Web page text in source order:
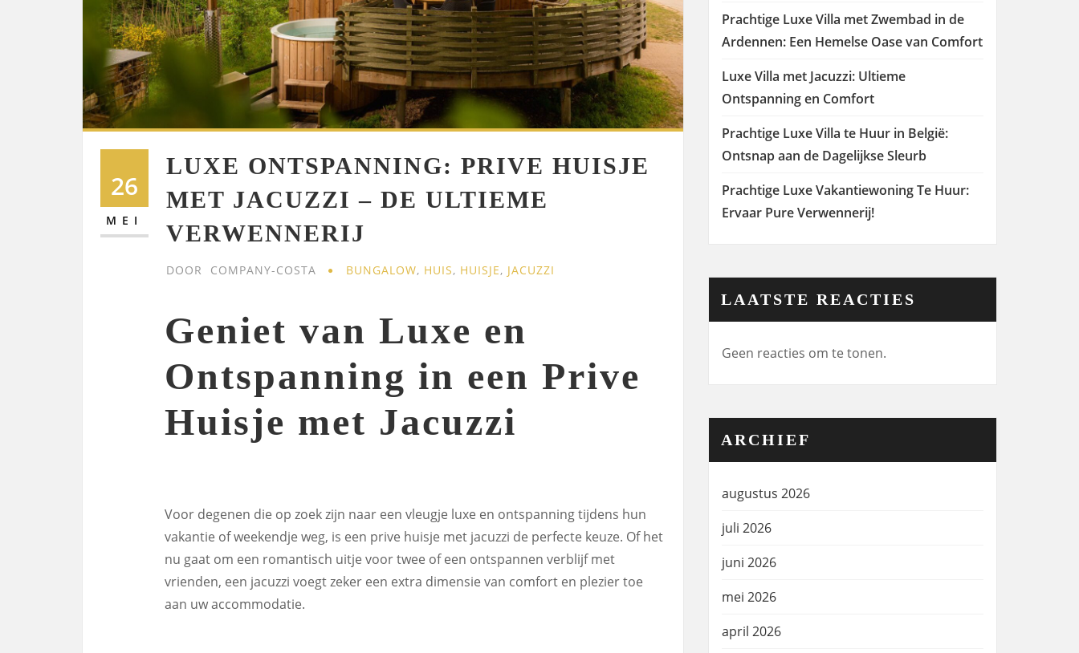
26
MEI
LUXE ONTSPANNING: PRIVE HUISJE
MET JACUZZI – DE ULTIEME
VERWENNERIJ
DOOR COMPANY-COSTA BUNGALOW, HUIS, HUISJE, JACUZZI
Geniet van Luxe en
Ontspanning in een Prive
Huisje met Jacuzzi
Voor degenen die op zoek zijn naar een vleugje luxe en ontspanning tijdens hun
vakantie of weekendje weg, is een prive huisje met jacuzzi de perfecte keuze. Of het
nu gaat om een romantisch uitje voor twee of een ontspannen verblijf met
vrienden, een jacuzzi voegt zeker een extra dimensie van comfort en plezier toe
aan uw accommodatie.
Prachtige Luxe Villa met Zwembad in de
Ardennen: Een Hemelse Oase van Comfort
Luxe Villa met Jacuzzi: Ultieme
Ontspanning en Comfort
Prachtige Luxe Villa te Huur in België:
Ontsnap aan de Dagelijkse Sleurb
Prachtige Luxe Vakantiewoning Te Huur:
Ervaar Pure Verwennerij!
LAATSTE REACTIES
Geen reacties om te tonen.
ARCHIEF
augustus 2026
juli 2026
juni 2026
mei 2026
april 2026